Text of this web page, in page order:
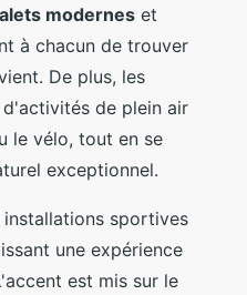
modernes et
à chacun de trouver
De plus, les
de plein air
le vélo, tout en se
exceptionnel.
installations sportives
une expérience
est mis sur le